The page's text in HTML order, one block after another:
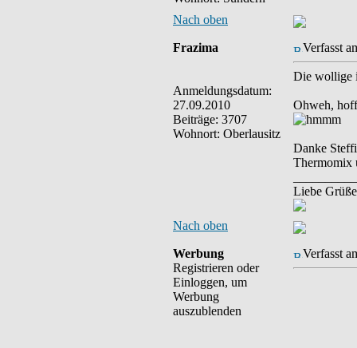
Nach oben
Frazima
Anmeldungsdatum:
27.09.2010
Beiträge: 3707
Wohnort: Oberlausitz
Verfasst
Die wollige
Ohweh,
Danke
Thermomix
Liebe
Nach oben
Werbung
Registrieren oder
Einloggen, um
Werbung
auszublenden
Verfasst